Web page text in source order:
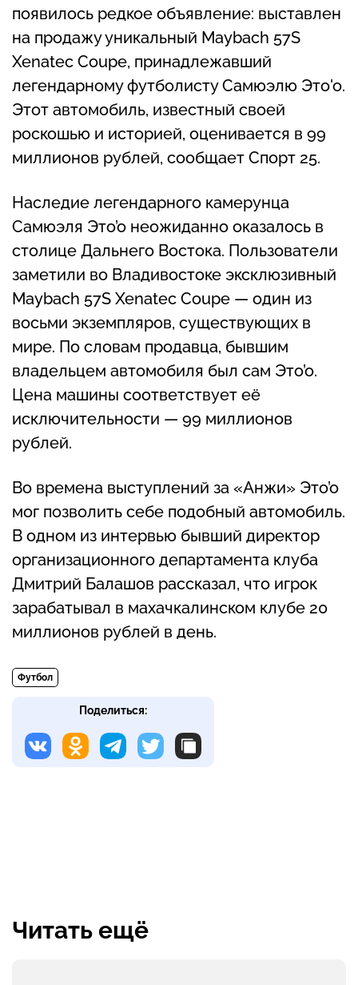
появилось редкое объявление: выставлен
на продажу уникальный Maybach 57S
Xenatec Coupe, принадлежавший
легендарному футболисту Самюэлю Это'о.
Этот автомобиль, известный своей
роскошью и историей, оценивается в 99
миллионов рублей, сообщает Спорт 25.
Наследие легендарного камерунца
Самюэля Это’о неожиданно оказалось в
столице Дальнего Востока. Пользователи
заметили во Владивостоке эксклюзивный
Maybach 57S Xenatec Coupe — один из
восьми экземпляров, существующих в
мире. По словам продавца, бывшим
владельцем автомобиля был сам Это’о.
Цена машины соответствует её
исключительности — 99 миллионов
рублей.
Во времена выступлений за «Анжи» Это’о
мог позволить себе подобный автомобиль.
В одном из интервью бывший директор
организационного департамента клуба
Дмитрий Балашов рассказал, что игрок
зарабатывал в махачкалинском клубе 20
миллионов рублей в день.
Футбол
Поделиться:
Читать ещё